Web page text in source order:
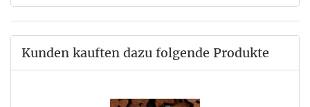
Kunden kauften dazu folgende Produkte